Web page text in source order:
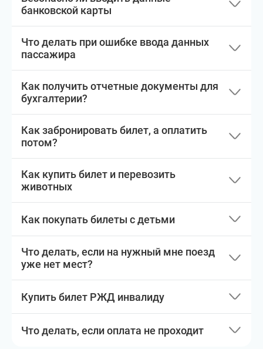
банковской карты
Что делать при ошибке ввода данных
пассажира
Как получить отчетные документы для
бухгалтерии?
Как забронировать билет, а оплатить
потом?
Как купить билет и перевозить
животных
Как покупать билеты с детьми
Что делать, если на нужный мне поезд
уже нет мест?
Купить билет РЖД инвалиду
Что делать, если оплата не проходит